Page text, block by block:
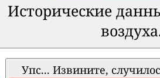
Исторические
Упс... Извините,